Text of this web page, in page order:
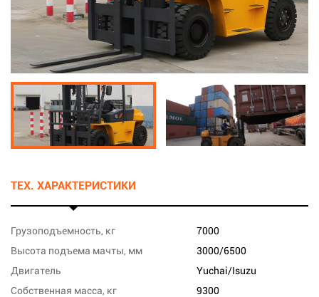
ТЕХ. ХАРАКТЕРИСТИКИ
Грузоподъемность, кг
7000
Высота подъема мачты, мм
3000/6500
Двигатель
Yuchai/Isuzu
Собственная масса, кг
9300